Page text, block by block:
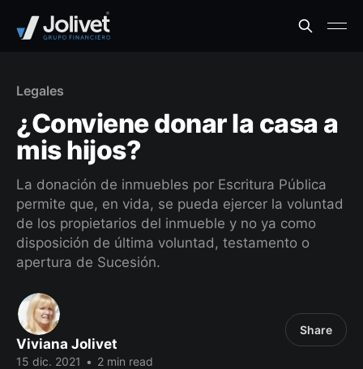
Legales
¿Conviene donar la casa a
mis hijos?
La donación de inmuebles por Escritura Pública
permite que, en vida, se pueda ejercer la voluntad
de los propietarios del inmueble y no ya como
disposición de última voluntad, testamento o
apertura de Sucesión.
Viviana Jolivet
15 dic. 2021 • 2 min read
Share